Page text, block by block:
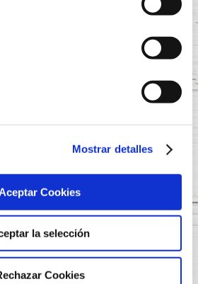
Mostrar detalles
Aceptar Cookies
la selección
Cookies
23 JULIO, 2024
VERANO Y SABOR A